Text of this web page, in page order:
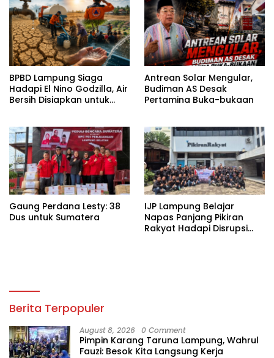
BPBD Lampung Siaga
Hadapi El Nino Godzilla, Air
Bersih Disiapkan untuk
Antrean Solar Mengular,
Budiman AS Desak
Pertamina Buka-bukaan
Gaung Perdana Lesty: 38
Dus untuk Sumatera
IJP Lampung Belajar
Napas Panjang Pikiran
Rakyat Hadapi Disrupsi
Berita Terpopuler
August 8, 2026 0 Comment
Pimpin Karang Taruna Lampung, Wahrul
Fauzi: Besok Kita Langsung Kerja